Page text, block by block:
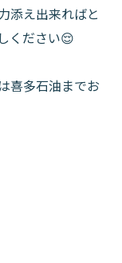
添え出来ればと
ください😌
喜多石油までお